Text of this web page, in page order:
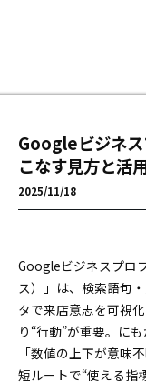
Googleビジネス
こなす見方と活
2025/11/18
Googleビジネスプロ
ス）」は、検索語句
タで来店意志を可視
り“行動”が重要。に
「数値の上下が意味
短ルートで“使える指